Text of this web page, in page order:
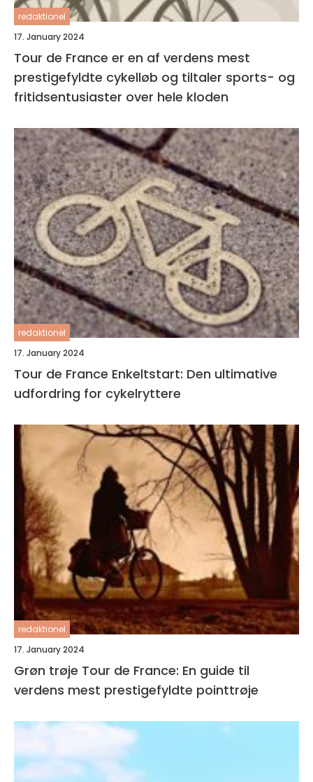
redaktionel
17. January 2024
Tour de France er en af verdens mest
prestigefyldte cykelløb og tiltaler sports- og
fritidsentusiaster over hele kloden
redaktionel
17. January 2024
Tour de France Enkeltstart: Den ultimative
udfordring for cykelryttere
redaktionel
17. January 2024
Grøn trøje Tour de France: En guide til
verdens mest prestigefyldte pointtrøje